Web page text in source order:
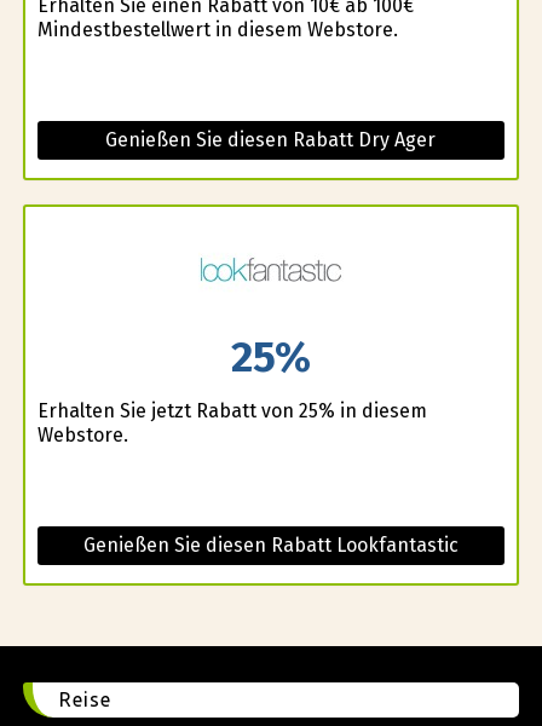
Erhalten Sie einen Rabatt von 10€ ab 100€
Mindestbestellwert in diesem Webstore.
Genießen Sie diesen Rabatt Dry Ager
25%
Erhalten Sie jetzt Rabatt von 25% in diesem
Webstore.
Genießen Sie diesen Rabatt Lookfantastic
Reise